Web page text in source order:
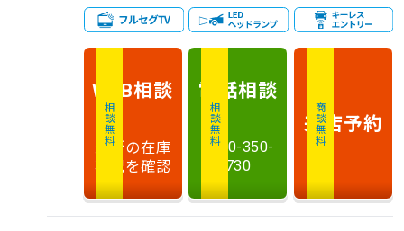
相談無料
WEB相談
最新の在庫
状況を確認
相談無料
電話相談
0120-350-
730
商談無料
来店予約